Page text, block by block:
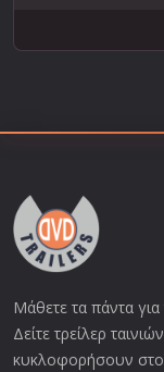
Μάθετε τα πάντα για
Δείτε τρείλερ
κυκλοφορήσουν